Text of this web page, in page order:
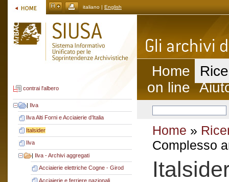
italiano | English
contrai l'albero
| Ilva
Ilva Alti Forni e Acciaierie d’Italia
Italsider
Ilva
| Ilva - Archivi aggregati
Acciaierie elettriche Cogne - Girod
Acciaierie e ferriere nazionali
Home
on line
Home »
Complesso